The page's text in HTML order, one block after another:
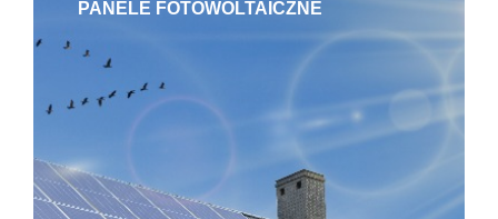
PANELE FOTOWOLTAICZNE